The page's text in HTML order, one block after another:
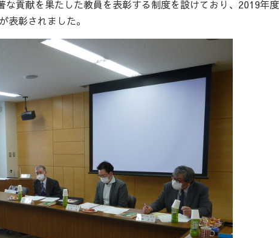
貢献を果たした教員を表彰する制度を設けており、2019年度
表彰されました。